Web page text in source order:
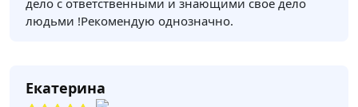
дело с ответственными и знающими свое дело
людьми !Рекомендую однозначно.
Екатерина